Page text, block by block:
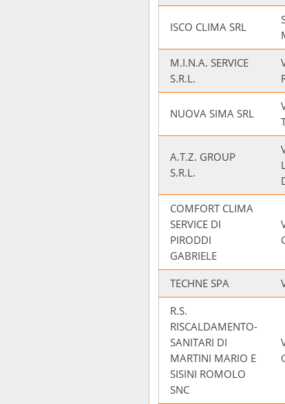
ISCO CLIMA SRL
M.I.N.A. SERVICE
S.R.L.
NUOVA SIMA SRL
A.T.Z. GROUP
S.R.L.
COMFORT CLIMA
SERVICE DI
PIRODDI
GABRIELE
TECHNE SPA
R.S.
RISCALDAMENTO-
SANITARI DI
MARTINI MARIO E
SISINI ROMOLO
SNC